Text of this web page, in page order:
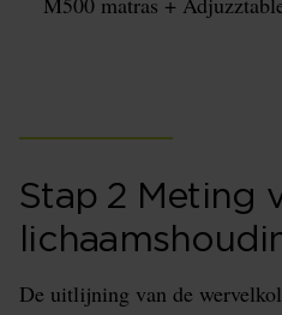
Stap 2 Meting
De uitlijning van de